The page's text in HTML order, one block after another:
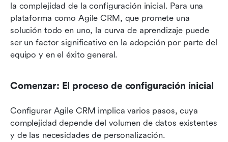
la complejidad de la configuración inicial. Para una
plataforma como Agile CRM, que promete una
solución todo en uno, la curva de aprendizaje puede
ser un factor significativo en la adopción por parte del
equipo y en el éxito general.
Comenzar: El proceso de configuración inicial
Configurar Agile CRM implica varios pasos, cuya
complejidad depende del volumen de datos existentes
y de las necesidades de personalización.